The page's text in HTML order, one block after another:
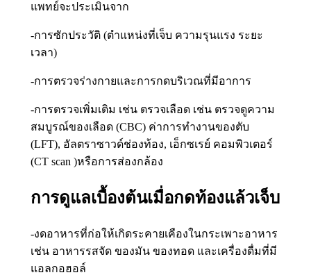
แพทย์จะประเมินจาก
-การซักประวัติ (ตำแหน่งที่เจ็บ ความรุนแรง ระยะ
เวลา)
-การตรวจร่างกายและการกดบริเวณที่มีอาการ
-การตรวจเพิ่มเติม เช่น ตรวจเลือด เช่น ตรวจดูความ
สมบูรณ์ของเลือด (CBC) ค่าการทำงานของตับ
(LFT), อัลตราซาวด์ช่องท้อง, เอ็กซเรย์ คอมพิวเตอร์
(CT scan )หรือการส่องกล้อง
การดูแลเบื้องต้นเมื่อกดท้องแล้วเจ็บ
-งดอาหารที่ก่อให้เกิดระคายเคืองในกระเพาะอาหาร
เช่น อาหารรสจัด ของมัน ของทอด และเครื่องดื่มที่มี
แอลกอฮอล์